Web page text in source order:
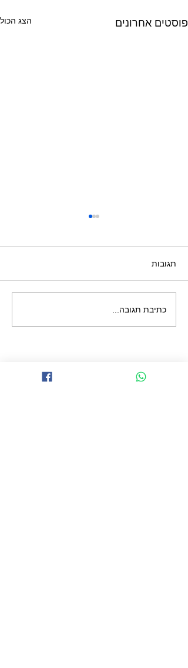
פוסטים אחרונים הצג הכול
קונסטלציה משפחתית
פוריות הפלות
תגובות
כתיבת תגובה...